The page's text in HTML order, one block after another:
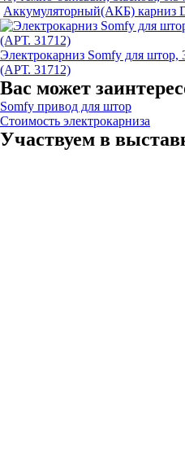
Аккумуляторный(АКБ) карниз
Электрокарниз Somfy для
(АРТ. 31712)
Вас может
Somfy привод для штор
Стоимость электрокарниза
Участвуем в